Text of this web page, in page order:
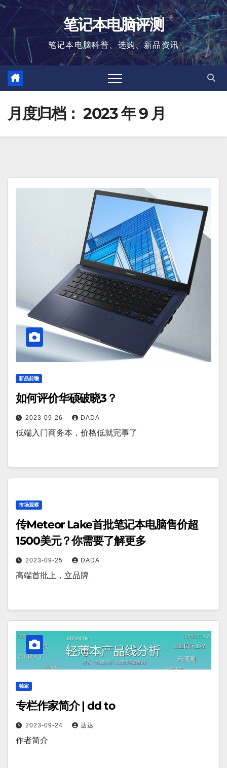
跳
至
笔记本电脑评测
笔记本电脑科普、选购、新品资讯
月度归档： 2023 年 9 月
新品前瞻
如何评价华硕破晓3？
2023-09-26 DADA
低端入门商务本，价格低就完事了
市场观察
传Meteor Lake首批笔记本电脑售价超
1500美元？你需要了解更多
2023-09-25 DADA
高端首批上，立品牌
独家
专栏作家简介 | dd to
2023-09-24 达达
作者简介